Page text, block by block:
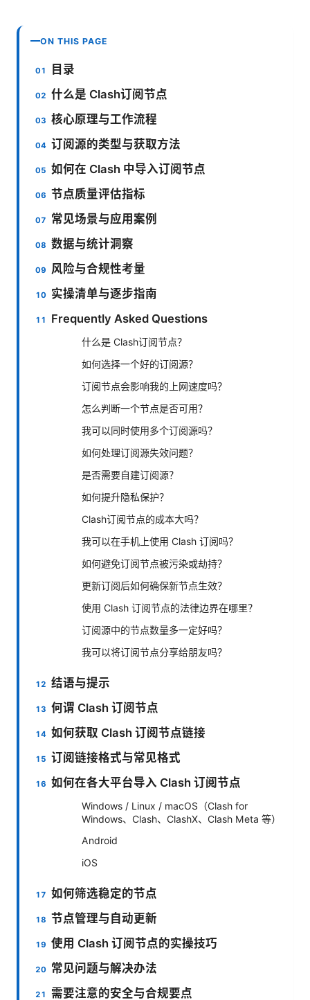
ON THIS PAGE
目录
什么是 Clash订阅节点
核心原理与工作流程
订阅源的类型与获取方法
如何在 Clash 中导入订阅节点
节点质量评估指标
常见场景与应用案例
数据与统计洞察
风险与合规性考量
实操清单与逐步指南
Frequently Asked Questions
什么是 Clash订阅节点？
如何选择一个好的订阅源？
订阅节点会影响我的上网速度吗？
怎么判断一个节点是否可用？
我可以同时使用多个订阅源吗？
如何处理订阅源失效问题？
是否需要自建订阅源？
如何提升隐私保护？
Clash订阅节点的成本大吗？
我可以在手机上使用 Clash 订阅吗？
如何避免订阅节点被污染或劫持？
更新订阅后如何确保新节点生效？
使用 Clash 订阅节点的法律边界在哪里？
订阅源中的节点数量多一定好吗？
我可以将订阅节点分享给朋友吗？
结语与提示
何谓 Clash 订阅节点
如何获取 Clash 订阅节点链接
订阅链接格式与常见格式
如何在各大平台导入 Clash 订阅节点
Windows / Linux / macOS（Clash for
Windows、Clash、ClashX、Clash Meta 等）
Android
iOS
如何筛选稳定的节点
节点管理与自动更新
使用 Clash 订阅节点的实操技巧
常见问题与解决办法
需要注意的安全与合规要点